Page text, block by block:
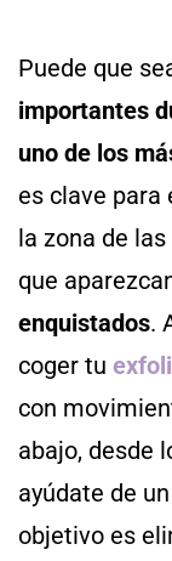
Puede que
importantes
uno de los
es clave para
la zona de
que
enquistados.
coger tu
con
abajo, desde
ayúdate de
objetivo es